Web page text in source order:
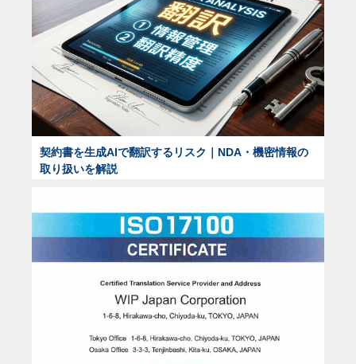
契約書を生成AIで翻訳するリスク｜NDA・機密情報の
取り扱いを解説